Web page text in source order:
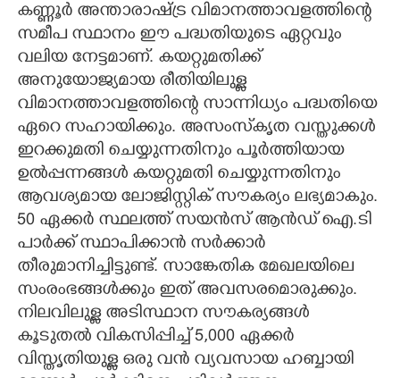
കണ്ണൂർ അന്താരാഷ്ട്ര വിമാനത്താവളത്തിന്റെ
സമീപ സ്ഥാനം ഈ പദ്ധതിയുടെ ഏറ്റവും
വലിയ നേട്ടമാണ്. കയറ്റുമതിക്ക്
അനുയോജ്യമായ രീതിയിലുള്ള
വിമാനത്താവളത്തിന്റെ സാന്നിധ്യം പദ്ധതിയെ
ഏറെ സഹായിക്കും. അസംസ്‌കൃത വസ്തുക്കൾ
ഇറക്കുമതി ചെയ്യുന്നതിനും പൂർത്തിയായ
ഉൽപ്പന്നങ്ങൾ കയറ്റുമതി ചെയ്യുന്നതിനും
ആവശ്യമായ ലോജിസ്റ്റിക് സൗകര്യം ലഭ്യമാകും.
50 ഏക്കർ സ്ഥലത്ത് സയൻസ് ആൻഡ് ഐ.ടി
പാർക്ക് സ്ഥാപിക്കാൻ സർക്കാർ
തീരുമാനിച്ചിട്ടുണ്ട്. സാങ്കേതിക മേഖലയിലെ
സംരംഭങ്ങൾക്കും ഇത് അവസരമൊരുക്കും.
നിലവിലുള്ള അടിസ്ഥാന സൗകര്യങ്ങൾ
കൂടുതൽ വികസിപ്പിച്ച് 5,000 ഏക്കർ
വിസ്തൃതിയുള്ള ഒരു വൻ വ്യവസായ ഹബ്ബായി